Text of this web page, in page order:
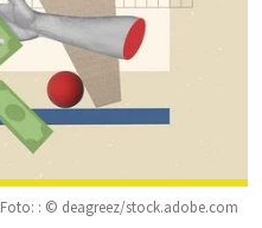
Foto: : © deagreez/stock.adobe.com